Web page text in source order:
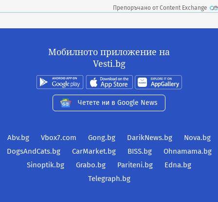
Препоръчано от Content Exchange
Мобилното приложение на
Vesti.bg
Четете ни в Google News
Abv.bg Vbox7.com Gong.bg DarikNews.bg
Nova.bg
DogsAndCats.bg
CarMarket.bg BISS.bg
Ohnamama.bg
Sinoptik.bg
Grabo.bg Pariteni.bg
Edna.bg
Telegraph.bg